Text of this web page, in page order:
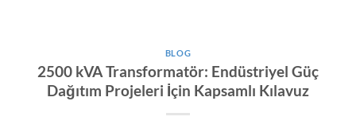
BLOG
2500 kVA Transformatör: Endüstriyel Güç
Dağıtım Projeleri İçin Kapsamlı Kılavuz